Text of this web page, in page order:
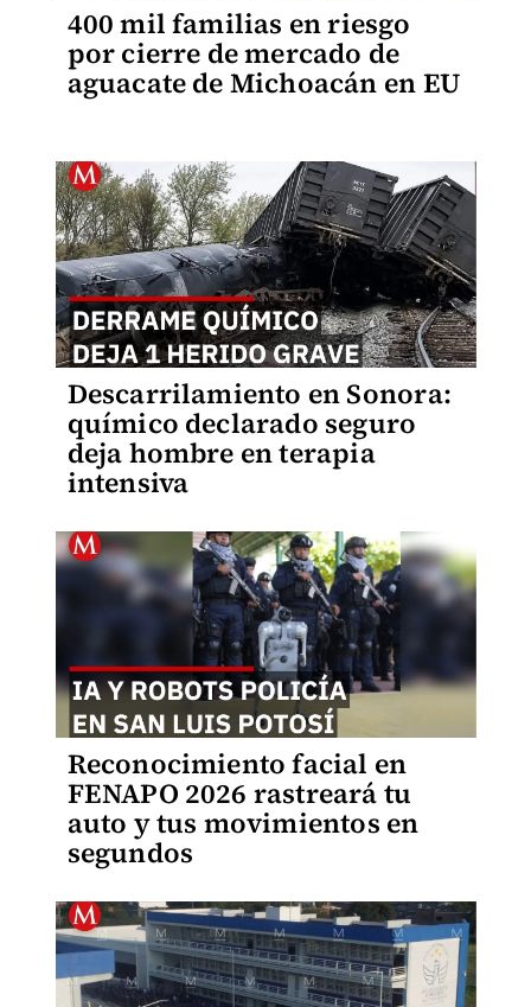
400 mil familias en riesgo
por cierre de mercado de
aguacate de Michoacán en EU
Descarrilamiento en Sonora:
químico declarado seguro
deja hombre en terapia
intensiva
Reconocimiento facial en
FENAPO 2026 rastreará tu
auto y tus movimientos en
segundos